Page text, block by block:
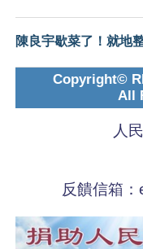
陳良宇歇菜了！就地
Copyright©
All
人
反饋信箱：